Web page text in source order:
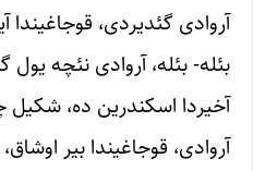
آروادی گئدیردی،
بئله- بئله، آروادی نئچه
آخیردا اسکندرین ده،
آروادی، قوجاغیندا بیر